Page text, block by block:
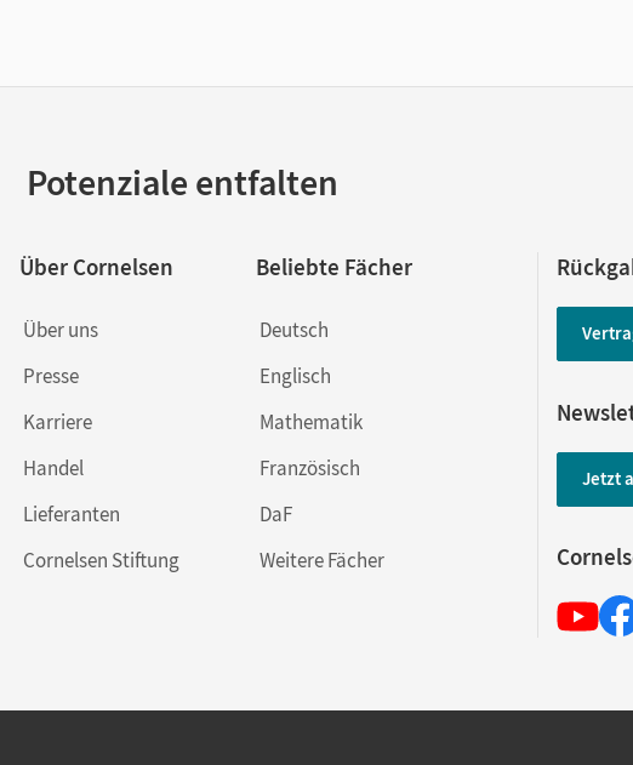
Potenziale entfalten
Über Cornelsen
Über uns
Presse
Karriere
Handel
Lieferanten
Cornelsen Stiftung
Beliebte Fächer
Deutsch
Englisch
Mathematik
Französisch
DaF
Weitere Fächer
Jetzt